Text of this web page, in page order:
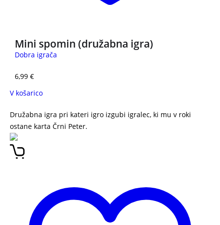
Mini spomin (družabna igra)
Dobra igrača
6,99 €
V košarico
Družabna igra pri kateri igro izgubi igralec, ki mu v roki
ostane karta Črni Peter.